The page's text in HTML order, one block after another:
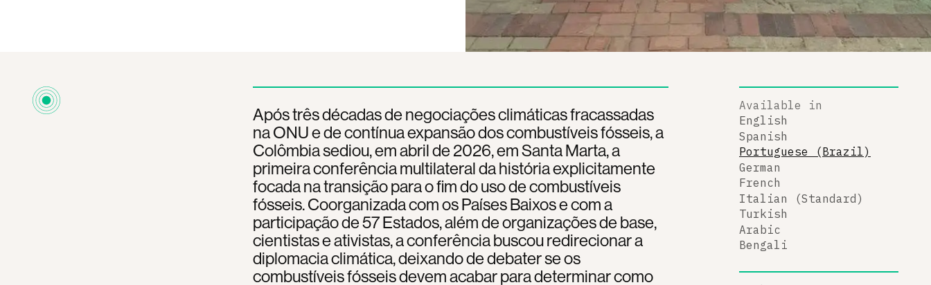
Após três décadas de negociações climáticas fracassadas
na ONU e de contínua expansão dos combustíveis fósseis, a
Colômbia sediou, em abril de 2026, em Santa Marta, a
primeira conferência multilateral da história explicitamente
focada na transição para o fim do uso de combustíveis
fósseis. Coorganizada com os Países Baixos e com a
participação de 57 Estados, além de organizações de base,
cientistas e ativistas, a conferência buscou redirecionar a
diplomacia climática, deixando de debater se os
combustíveis fósseis devem acabar para determinar como
Available in
English
Spanish
Portuguese (Brazil)
German
French
Italian (Standard)
Turkish
Arabic
Bengali